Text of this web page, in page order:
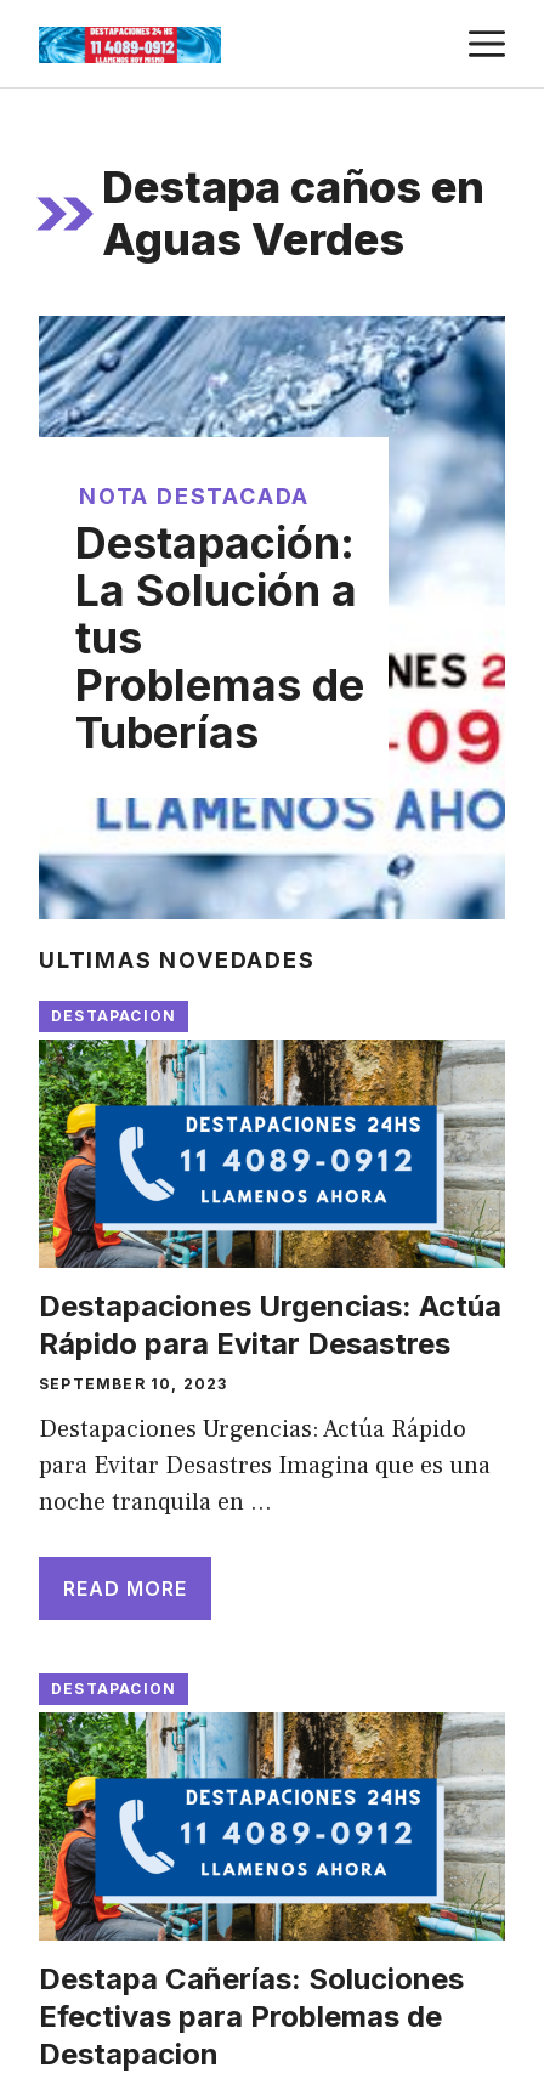
content
Destapa caños en
Aguas Verdes
NOTA DESTACADA
Destapación:
La Solución a
tus
Problemas de
Tuberías
ULTIMAS NOVEDADES
DESTAPACION
Destapaciones Urgencias: Actúa
Rápido para Evitar Desastres
SEPTEMBER 10, 2023
Destapaciones Urgencias: Actúa Rápido
para Evitar Desastres Imagina que es una
noche tranquila en …
READ MORE
DESTAPACION
Destapa Cañerías: Soluciones
Efectivas para Problemas de
Destapacion